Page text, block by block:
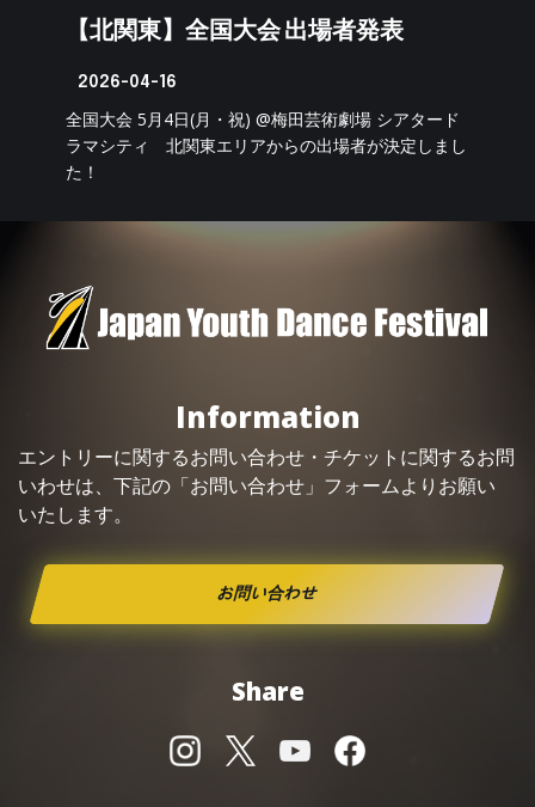
【北関東】全国大会 出場者発表
2026-04-16
全国大会 5月4日(月・祝) @梅田芸術劇場 シアタード
ラマシティ 北関東エリアからの出場者が決定しまし
た！
Information
エントリーに関するお問い合わせ・ チケット に関するお問
いわせは、下記の「お問い合わせ」フォームよりお願い
いたします。
お問い合わせ
Share